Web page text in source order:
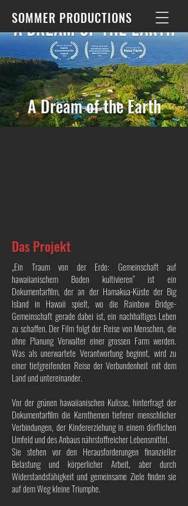
SOMMER PRODUCTIONS
A Dream of the Earth
Das Projekt
„Ein Traum von der Erde: Gemeinschaft auf
hawaiianischem Boden kultivieren“ ist ein
Dokumentarfilm, der an der Hamakua-Küste der Big
Island in Hawaii spielt, wo die Rainbow Bridge-
Gemeinschaft gerade dabei ist, ein nachhaltiges Leben
zu schaffen. Der Film folgt der Reise von Menschen, die
ohne Planung Verwalter einer grossen Farm werden.
Was als unerwartete Verantwortung beginnt, wird zu
einer tiefgreifenden Reise der Verbundenheit mit dem
Land und untereinander.
Vor der grünen hawaiianischen Kulisse, hinterfragt der
Dokumentarfilm die Kernthemen tieferer menschlicher
Verbindungen, der Kindererziehung in einem dörflichen
Umfeld und des Anbaus nährstoffreicher Lebensmittel.
Sie stehen vor den Herausforderungen finanzieller
Belastung und körperlicher Arbeit, aber durch
Widerstandsfähigkeit und gemeinsame Ziele finden sie
auf dem Weg kleine Triumphe.